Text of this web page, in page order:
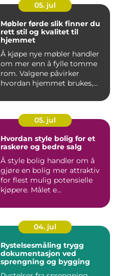
05. jul
Møbler førde slik finner du
rett stil og kvalitet til
hjemmet
Å kjøpe nye møbler handler
om mer enn å fylle tomme
rom. Valgene påvirker
hvordan hjemmet brukes,
05. jul
Hvordan style bolig for et
raskere og bedre salg
Å style bolig handler om å
gjøre en bolig mer attraktiv
for flest mulig potensielle
kjøpere. Målet e...
04. jul
Rystelsesmåling trygg
dokumentasjon ved
sprengning og bygging